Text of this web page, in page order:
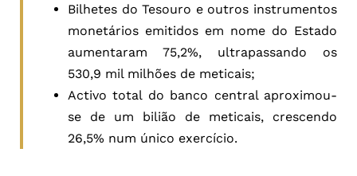
Bilhetes do Tesouro e outros instrumentos
monetários emitidos em nome do Estado
aumentaram 75,2%, ultrapassando os
530,9 mil milhões de meticais;
Activo total do banco central aproximou-
se de um bilião de meticais, crescendo
26,5% num único exercício.